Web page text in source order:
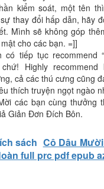
kiểm soát, một tên
thay đổi hấp dẫn, hãy
Mình sẽ không góp
cho các bạn. =]]
có tiếp tục recommend
Highly
cả các thú cưng cũng
thích truyện ngọt ngào
các bạn cùng thưởng
Giản Đơn Đích Bôn.
sách Cô Dâu
full prc pdf epub